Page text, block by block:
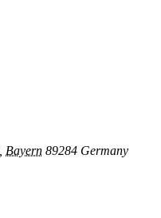
Bayern 89284 Germany